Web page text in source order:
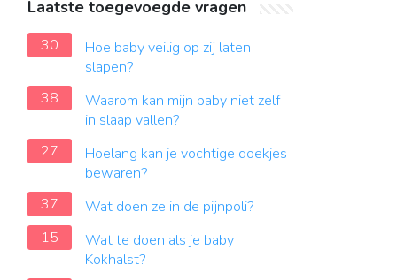
Laatste toegevoegde vragen
30
Hoe baby veilig op zij laten
slapen?
38
Waarom kan mijn baby niet zelf
in slaap vallen?
27
Hoelang kan je vochtige doekjes
bewaren?
37
Wat doen ze in de pijnpoli?
15
Wat te doen als je baby
Kokhalst?